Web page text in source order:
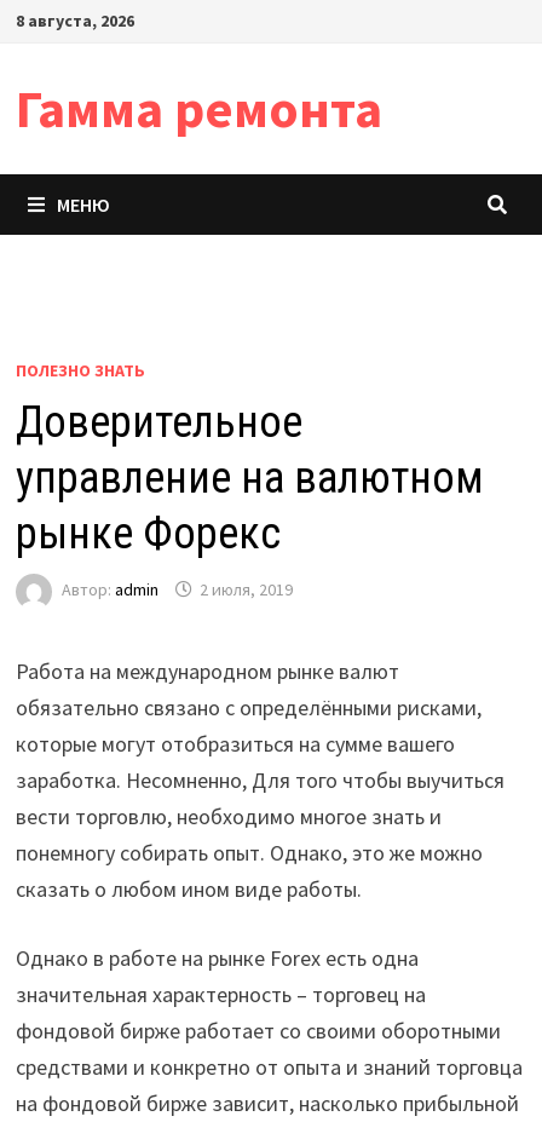
Перейти
8 августа, 2026
Гамма ремонта
МЕНЮ
ПОЛЕЗНО ЗНАТЬ
Доверительное
управление на валютном
рынке Форекс
Автор: admin 2 июля, 2019
Работа на международном рынке валют
обязательно связано с определёнными рисками,
которые могут отобразиться на сумме вашего
заработка. Несомненно, Для того чтобы выучиться
вести торговлю, необходимо многое знать и
понемногу собирать опыт. Однако, это же можно
сказать о любом ином виде работы.
Однако в работе на рынке Forex есть одна
значительная характерность – торговец на
фондовой бирже работает со своими оборотными
средствами и конкретно от опыта и знаний торговца
на фондовой бирже зависит, насколько прибыльной